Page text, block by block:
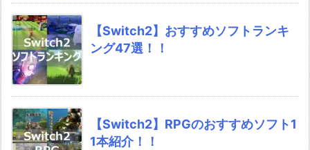
【Switch2】おすすめソフトランキ
ング47選！！
【Switch2】RPGのおすすめソフト1
1本紹介！！